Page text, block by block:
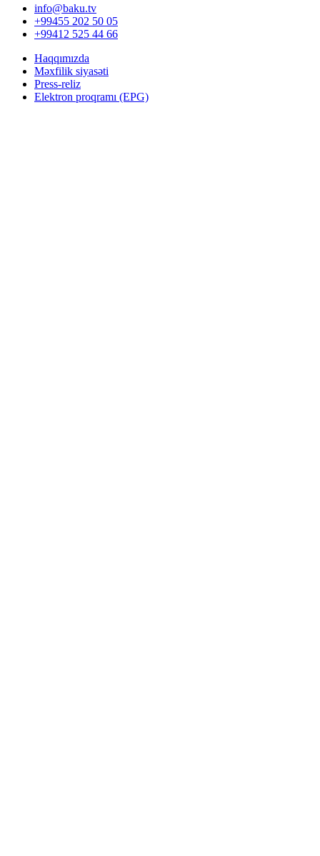
info@baku.tv
+99455 202 50 05
+99412 525 44 66
Haqqımızda
Məxfilik siyasəti
Press-reliz
Elektron proqramı (EPG)